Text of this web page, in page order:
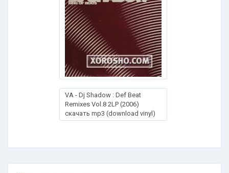
VA - Dj Shadow : Def Beat
Remixes Vol.8 2LP (2006)
скачать mp3 (download vinyl)